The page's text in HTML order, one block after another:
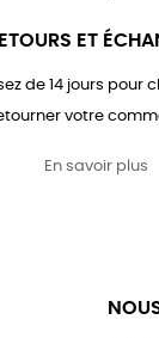
ET
de 14 jours pour
votre
En savoir plus